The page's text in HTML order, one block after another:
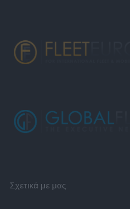
Σχετικά με μας